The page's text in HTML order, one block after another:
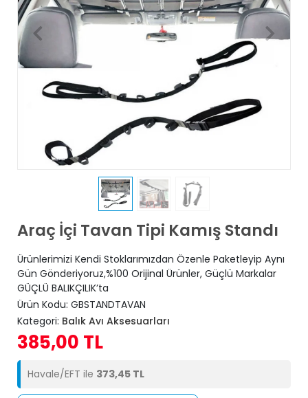
Araç İçi Tavan Tipi Kamış Standı
Ürünlerimizi Kendi Stoklarımızdan Özenle Paketleyip Aynı
Gün Gönderiyoruz,%100 Orijinal Ürünler, Güçlü Markalar
GÜÇLÜ BALIKÇILIK’ta
Ürün Kodu: GBSTANDTAVAN
Kategori: Balık Avı Aksesuarları
385,00 TL
Havale/EFT ile 373,45 TL